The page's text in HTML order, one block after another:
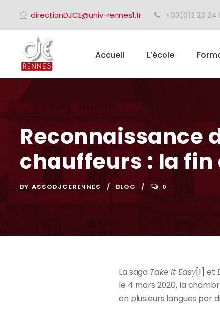
directionDJCE@univ-rennes1.fr +33(0)2 23 24
Accueil L’école
Reconnaissance
chauffeurs : la
BY ASSODJCERENNES BLOG 0
La saga Take It Easy[1] et
le 4 mars 2020, la
en plusieurs langues par